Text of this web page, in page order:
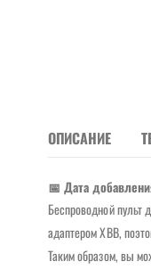
ОПИСАНИЕ
📅 Дата
Беспроводной пульт
адаптером XBB,
Таким образом, вы